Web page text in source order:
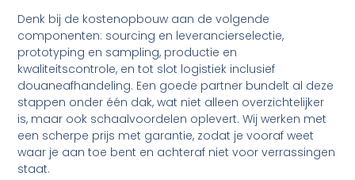
Denk bij de kostenopbouw aan de volgende
componenten: sourcing en leverancierselectie,
prototyping en sampling, productie en
kwaliteitscontrole, en tot slot logistiek inclusief
douaneafhandeling. Een goede partner bundelt al deze
stappen onder één dak, wat niet alleen overzichtelijker
is, maar ook schaalvoordelen oplevert. Wij werken met
een scherpe prijs met garantie, zodat je vooraf weet
waar je aan toe bent en achteraf niet voor verrassingen
staat.